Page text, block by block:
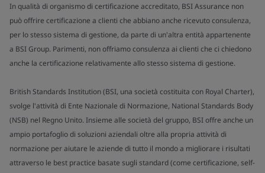
In qualità di organismo di certificazione accreditato, BSI Assurance non
può offrire certificazione a clienti che abbiano anche ricevuto consulenza,
per lo stesso sistema di gestione, da parte di un'altra entità appartenente
a BSI Group. Parimenti, non offriamo consulenza ai clienti che ci chiedono
anche la certificazione relativamente allo stesso sistema di gestione.
British Standards Institution (BSI, una società costituita con Royal Charter),
svolge l'attività di Ente Nazionale di Normazione, National Standards Body
(NSB) nel Regno Unito. Insieme alle società del gruppo, BSI offre anche un
ampio portafoglio di soluzioni aziendali oltre alla propria attività di
normazione per aiutare le aziende di tutto il mondo a migliorare i risultati
attraverso le best practice basate sugli standard (come certificazione, self-